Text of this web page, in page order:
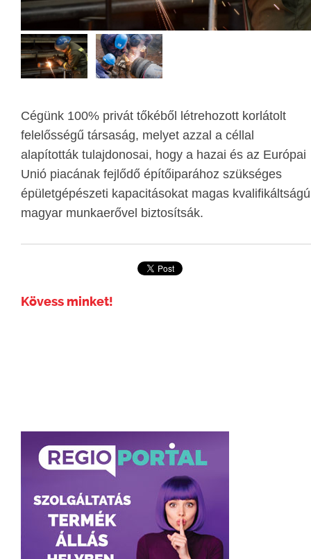
Cégünk 100% privát tőkéből létrehozott korlátolt
felelősségű társaság, melyet azzal a céllal
alapították tulajdonosai, hogy a hazai és az Európai
Unió piacának fejlődő építőiparához szükséges
épületgépészeti kapacitásokat magas kvalifikáltságú
magyar munkaerővel biztosítsák.
Kövess minket!